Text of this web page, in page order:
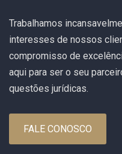
Trabalhamos
interesses de nossos
compromisso de
aqui para ser o seu
questões jurídicas.
FALE CONOSCO